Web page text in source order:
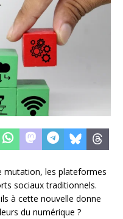
mutation, les plateformes
sociaux traditionnels.
à cette nouvelle donne
du numérique ?